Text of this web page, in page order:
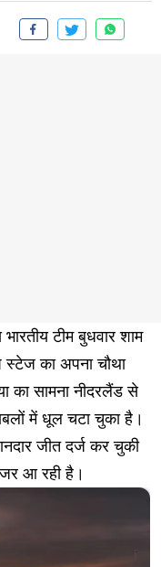
टीम बुधवार शाम
स्टेज का अपना चौथा
का सामना नीदरलैंड से
में धूल चटा चुका है।
जीत दर्ज कर चुकी
आ रही है।